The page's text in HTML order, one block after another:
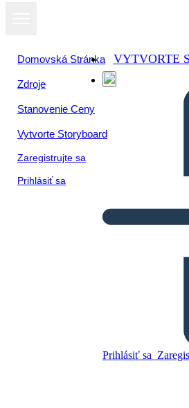
Domovská Stránka
Zdroje
Stanovenie Ceny
Vytvorte Storyboard
Zaregistrujte sa
Prihlásiť sa
VYTVORTE
Prihlásiť sa
Zobraziť ako
prezentáciu